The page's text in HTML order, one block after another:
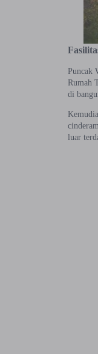
Puncak
Rumah
di
luar